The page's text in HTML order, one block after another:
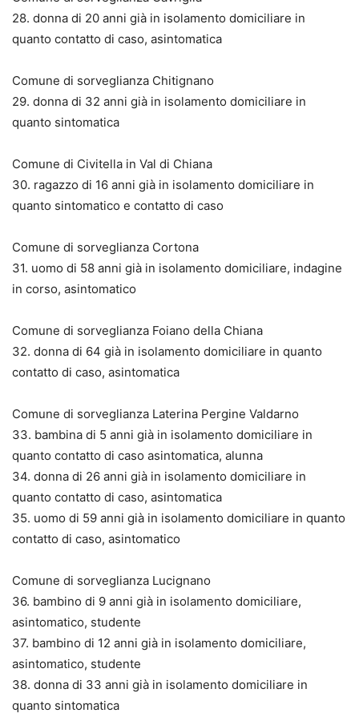
28. donna di 20 anni già in isolamento domiciliare in
quanto contatto di caso, asintomatica
Comune di sorveglianza Chitignano
29. donna di 32 anni già in isolamento domiciliare in
quanto sintomatica
Comune di Civitella in Val di Chiana
30. ragazzo di 16 anni già in isolamento domiciliare in
quanto sintomatico e contatto di caso
Comune di sorveglianza Cortona
31. uomo di 58 anni già in isolamento domiciliare, indagine
in corso, asintomatico
Comune di sorveglianza Foiano della Chiana
32. donna di 64 già in isolamento domiciliare in quanto
contatto di caso, asintomatica
Comune di sorveglianza Laterina Pergine Valdarno
33. bambina di 5 anni già in isolamento domiciliare in
quanto contatto di caso asintomatica, alunna
34. donna di 26 anni già in isolamento domiciliare in
quanto contatto di caso, asintomatica
35. uomo di 59 anni già in isolamento domiciliare in quanto
contatto di caso, asintomatico
Comune di sorveglianza Lucignano
36. bambino di 9 anni già in isolamento domiciliare,
asintomatico, studente
37. bambino di 12 anni già in isolamento domiciliare,
asintomatico, studente
38. donna di 33 anni già in isolamento domiciliare in
quanto sintomatica